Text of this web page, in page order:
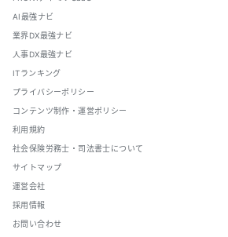
AI最強ナビ
業界DX最強ナビ
人事DX最強ナビ
ITランキング
プライバシーポリシー
コンテンツ制作・運営ポリシー
利用規約
社会保険労務士・司法書士について
サイトマップ
運営会社
採用情報
お問い合わせ